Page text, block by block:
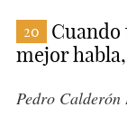
20
Cuando
mejor
Pedro